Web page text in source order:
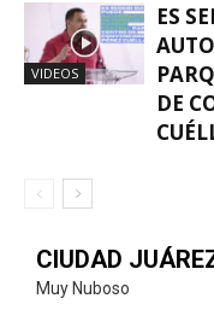
VIDEOS
ES
DE
CIUDAD
Muy Nuboso